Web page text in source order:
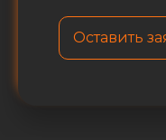
Оставить